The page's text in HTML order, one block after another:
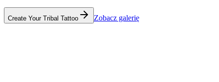
Create Your Tribal Tattoo Zobacz galerię